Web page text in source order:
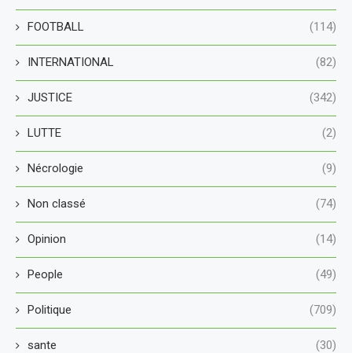
FOOTBALL (114)
INTERNATIONAL (82)
JUSTICE (342)
LUTTE (2)
Nécrologie (9)
Non classé (74)
Opinion (14)
People (49)
Politique (709)
sante (30)